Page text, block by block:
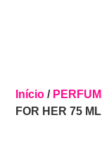
Início /
FOR HER 75 ML